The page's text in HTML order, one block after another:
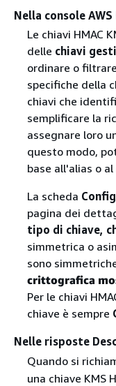
Nella console AWS
Le chiavi HMAC
delle chiavi
ordinare o
specifiche della
chiavi che
semplificare la
assegnare loro
questo modo,
base all'alias o
La scheda
pagina dei
tipo di chiave,
simmetrica o
sono
crittografica
Per le chiavi
chiave è sempre
Nelle risposte
Quando si
una chiave KMS